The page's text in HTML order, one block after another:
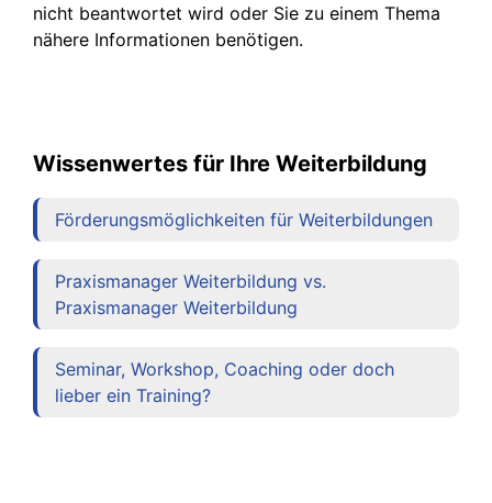
nicht beantwortet wird oder Sie zu einem Thema
nähere Informationen benötigen.
Wissenwertes für Ihre Weiterbildung
Förderungsmöglichkeiten für Weiterbildungen
Praxismanager Weiterbildung vs.
Praxismanager Weiterbildung
Seminar, Workshop, Coaching oder doch
lieber ein Training?